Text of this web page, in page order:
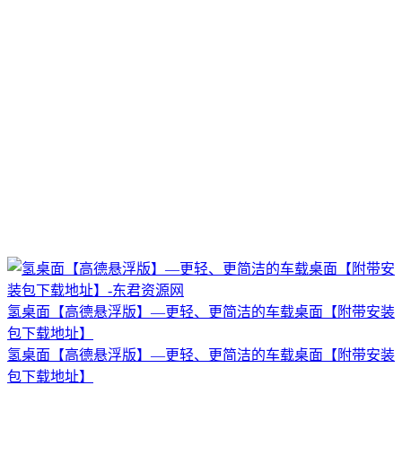
氢桌面【高德悬浮版】—更轻、更简洁的车载桌面【附带安装
包下载地址】
氢桌面【高德悬浮版】—更轻、更简洁的车载桌面【附带安装
包下载地址】